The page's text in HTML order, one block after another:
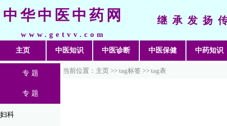
中华中医中药网
www.getvv.com
继承发扬
主页 中医知识 中医诊断 中医保健 中药知识
专 题
专 题
妇科
当前位置：主页 >> tag标签 >> tag表